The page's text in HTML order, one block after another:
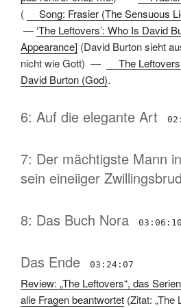
(
Song: Frasier (The Sensuous
— ‘The Leftovers’: Who Is David
Appearance] (David Burton sieht
nicht wie Gott) —
The
David Burton (God).
6: Auf die elegante Art
7: Der mächtigste Mann
sein eineiiger
8: Das Buch Nora 03:06:10
Das Ende 03:24:07
Review: „The Leftovers“, das
alle Fragen beantwortet (Zitat: „The